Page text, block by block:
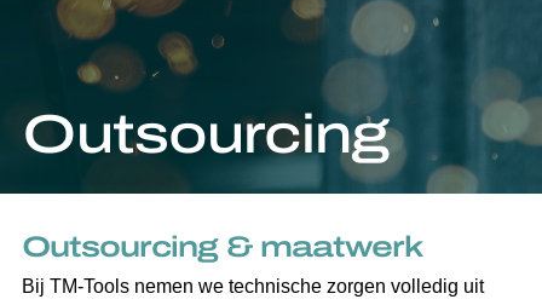
Outsourcing
Outsourcing & maatwerk
Bij TM-Tools nemen we technische zorgen volledig uit